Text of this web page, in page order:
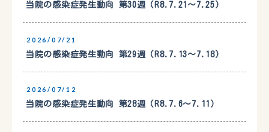
当院の感染症発生動向 第30週（R8.7.21〜7.25）
2026/07/21
当院の感染症発生動向 第29週（R8.7.13〜7.18）
2026/07/12
当院の感染症発生動向 第28週（R8.7.6〜7.11）